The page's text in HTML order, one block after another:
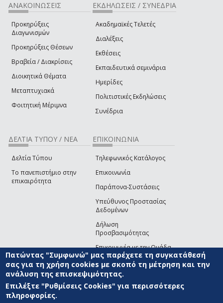
ΑΝΑΚΟΙΝΩΣΕΙΣ
Προκηρύξεις
Διαγωνισμών
Προκηρύξεις Θέσεων
Βραβεία / Διακρίσεις
Διοικητικά Θέματα
Μεταπτυχιακά
Φοιτητική Μέριμνα
ΕΚΔΗΛΩΣΕΙΣ / ΣΥΝΕΔΡΙΑ
Ακαδημαϊκές Τελετές
Διαλέξεις
Εκθέσεις
Εκπαιδευτικά σεμινάρια
Ημερίδες
Πολιτιστικές Εκδηλώσεις
Συνέδρια
ΔΕΛΤΙΑ ΤΥΠΟΥ / ΝΕΑ
Δελτία Τύπου
Το πανεπιστήμιο στην
επικαιρότητα
ΕΠΙΚΟΙΝΩΝΙΑ
Τηλεφωνικός Κατάλογος
Επικοινωνία
Παράπονα-Συστάσεις
Υπεύθυνος Προστασίας
Δεδομένων
Δήλωση
Προσβασιμότητας
Επικοινωνία με την Ομάδα
Ανάπτυξης του site(link sends e-mail)
© ΠΑΝΕΠΙΣΤΗΜΙΟ ΑΙΓΑΙΟΥ ΟΡΟΙ ΧΡΗΣΗΣ
ΑΝΑΠΤΥΞΗΣ
Πατώντας "Συμφωνώ" μας παρέχετε τη συγκατάθεσή
σας για τη χρήση cookies με σκοπό τη μέτρηση και την
ανάλυση της επισκεψιμότητας.
Επιλέξτε "Ρυθμίσεις Cookies" για περισσότερες
πληροφορίες.